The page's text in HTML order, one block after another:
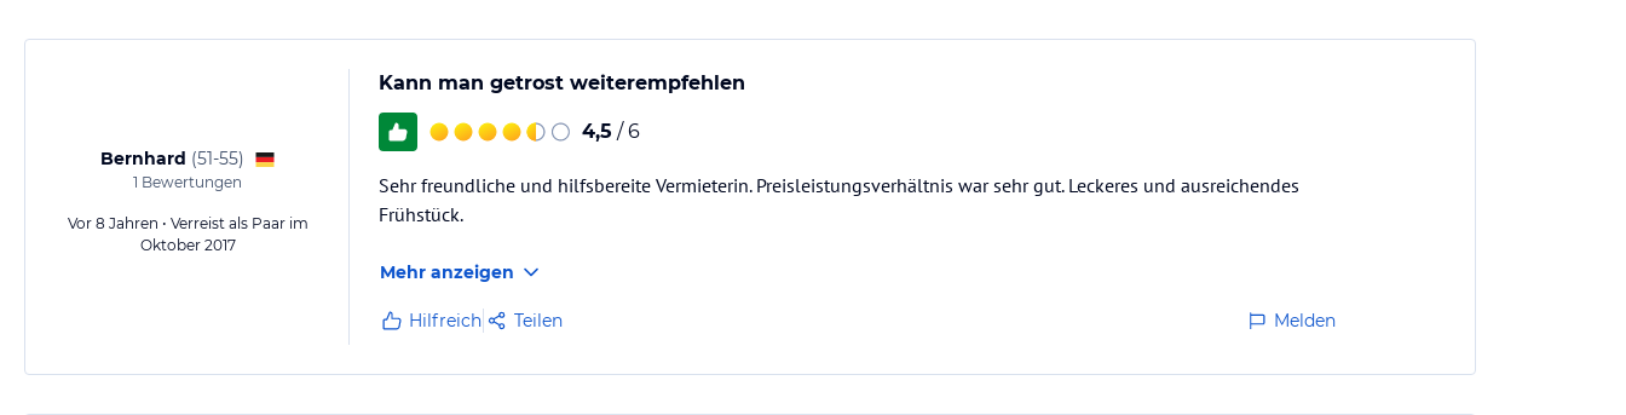
Bernhard (51-55)
1 Bewertungen
Vor 8 Jahren • Verreist als Paar im
Oktober 2017
Kann man getrost weiterempfehlen
4,5 / 6
Sehr freundliche und hilfsbereite Vermieterin. Preisleistungsverhältnis war sehr gut. Leckeres und ausreichendes
Frühstück.
Mehr anzeigen
Hilfreich Teilen Melden